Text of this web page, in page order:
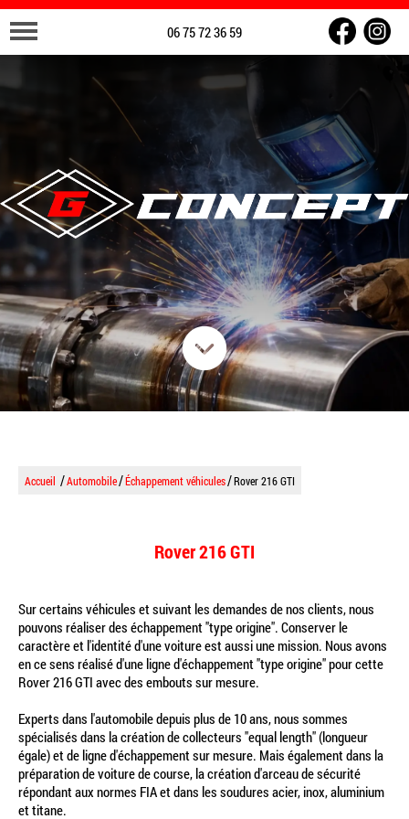
06 75 72 36 59
Accueil /Automobile/Échappement véhicules/Rover 216 GTI
Rover 216 GTI
Surcertains véhicules etsuivant les demandes denos clients,nous
pouvons réaliserdes échappement"typeorigine". Conserver le
caractèreet l'identitéd'unevoitureestaussiunemission. Nous avons
encesens réaliséd'une ligned'échappement"typeorigine"pourcette
Rover216GTI avecdes embouts surmesure.
Experts dans l'automobile depuis plus de 10 ans, nous sommes
spécialisés dans la création de collecteurs "equal length" (longueur
égale) et de ligne d'échappement sur mesure. Mais également dans la
préparation de voiture de course, la création d'arceau de sécurité
répondant aux normes FIA et dans les soudures acier, inox, aluminium
et titane.